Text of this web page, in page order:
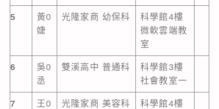
5
黃0
婕
光隆家商 幼保科
科學館4樓
微軟雲端教
室
6
吳0
丞
雙溪高中 普通科
科學館3樓
社會教室一
7 王0 光隆家商 美容科
科學館4樓